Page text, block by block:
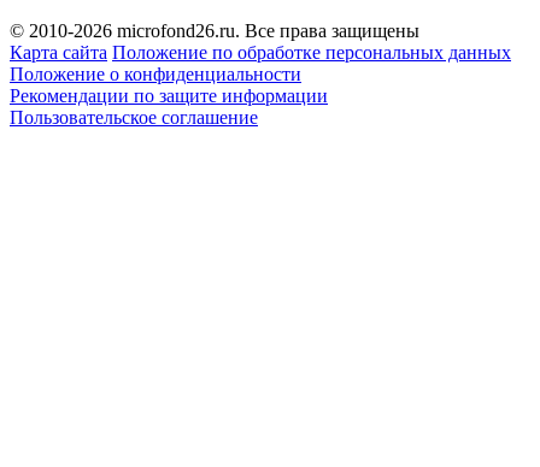
© 2010-2026 microfond26.ru. Все права защищены
Карта сайта Положение по обработке персональных данных
Положение о конфиденциальности
Рекомендации по защите информации
Пользовательское соглашение